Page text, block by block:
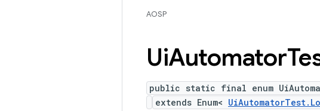
AOSP
UiAutomator
public static final enum
extends Enum<